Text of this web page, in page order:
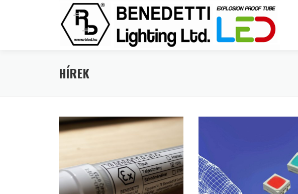
HÍREK